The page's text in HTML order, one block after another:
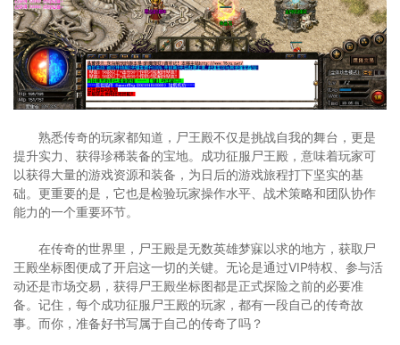
熟悉传奇的玩家都知道，尸王殿不仅是挑战自我的舞台，更是
提升实力、获得珍稀装备的宝地。成功征服尸王殿，意味着玩家可
以获得大量的游戏资源和装备，为日后的游戏旅程打下坚实的基
础。更重要的是，它也是检验玩家操作水平、战术策略和团队协作
能力的一个重要环节。
在传奇的世界里，尸王殿是无数英雄梦寐以求的地方，获取尸
王殿坐标图便成了开启这一切的关键。无论是通过VIP特权、参与活
动还是市场交易，获得尸王殿坐标图都是正式探险之前的必要准
备。记住，每个成功征服尸王殿的玩家，都有一段自己的传奇故
事。而你，准备好书写属于自己的传奇了吗？